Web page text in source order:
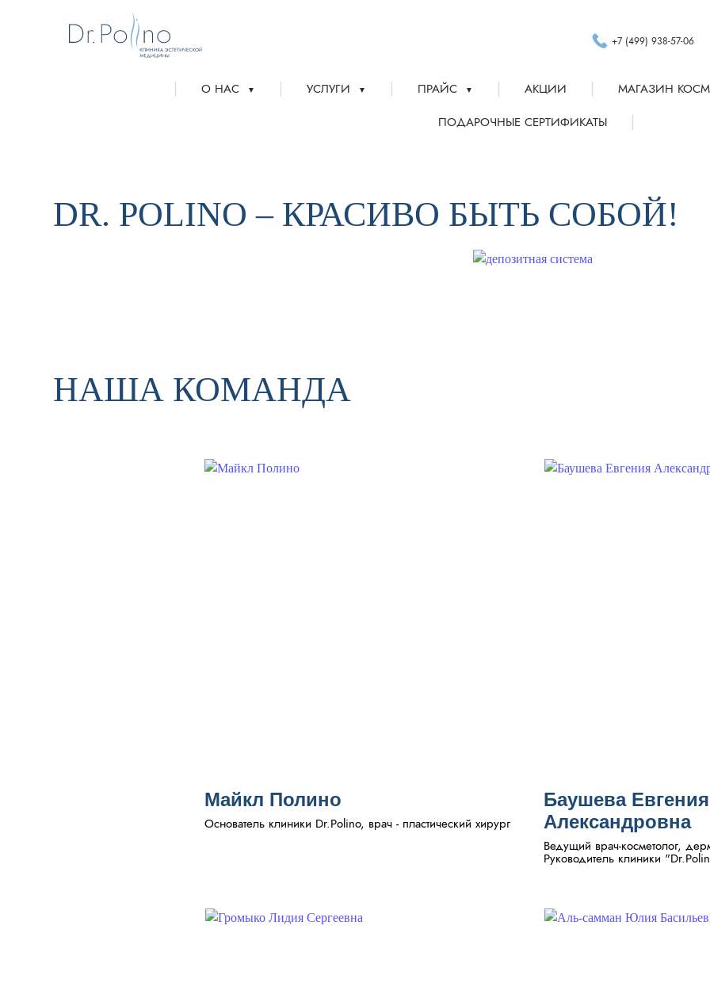
+7 (499) 938-57-06
| О НАС ▼ | УСЛУГИ ▼ | ПРАЙС ▼ | АКЦИИ | МАГАЗИН
ПОДАРОЧНЫЕ СЕРТИФИКАТЫ |
DR. POLINO – КРАСИВО БЫТЬ СОБОЙ!
НАША КОМАНДА
Майкл Полино
Основатель клиники Dr.Polino, врач - пластический хирург
Баушева Евгения
Александровна
Ведущий врач-косметолог,
Руководитель клиники